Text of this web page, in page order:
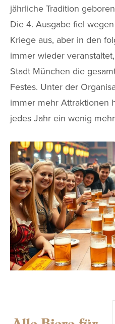
jährliche Tradition
Die 4. Ausgabe fiel
Kriege aus, aber in den
immer wieder
Stadt München die
Festes. Unter der
immer mehr Attraktionen
jedes Jahr ein wenig